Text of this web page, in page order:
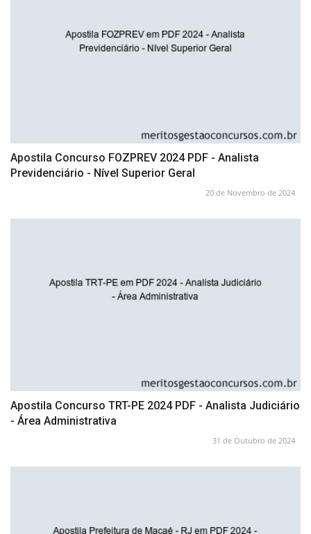
Apostila Concurso FOZPREV 2024 PDF - Analista
Previdenciário - Nível Superior Geral
20 de Novembro de 2024
Apostila Concurso TRT-PE 2024 PDF - Analista Judiciário
- Área Administrativa
31 de Outubro de 2024